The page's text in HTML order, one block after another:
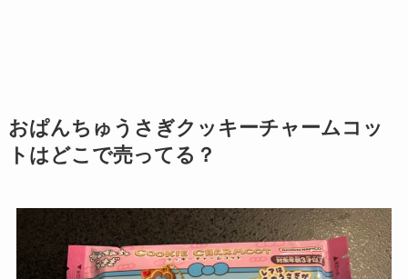
おぱんちゅうさぎクッキーチャームコッ
トはどこで売ってる？